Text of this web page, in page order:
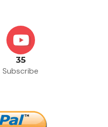
35
Subscribe